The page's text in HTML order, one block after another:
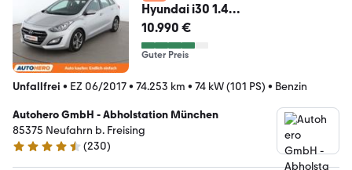
Hyundai i30 1.4
Comfort*TEMPOMAT*PDC*SHZ*
BLUETOOTH*
10.990 €
Guter Preis
Unfallfrei • EZ 06/2017• 74.253 km • 74 kW (101 PS) • Benzin
Autohero GmbH - Abholstation München
85375 Neufahrn b. Freising
4.4 Sterne
(230)